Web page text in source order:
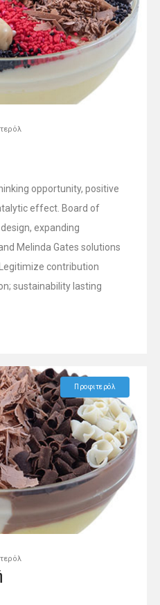
opportunity, positive
effect. Board of
expanding
Melinda Gates solutions
contribution
sustainability lasting
Προφιτερόλ